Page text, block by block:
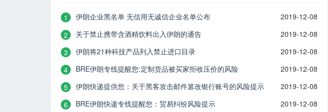
1 伊朗企业黑名单 无信用无诚信企业名单公布
2019-12-08
2
关于禁止携带含酒精饮料出入伊朗的通告
2019-12-08
3
伊朗将21种科技产品列入禁止进口目录
2019-12-08
4
BRE伊朗专线提醒您:定制货品被买家拒收压价的风险
2019-12-08
5
伊朗快递提供您：关于黑客攻击邮件篡改银行账号的风险提示
2019-12-08
6
BRE伊朗快递专线提醒您：贸易纠纷风险提示
2019-12-08